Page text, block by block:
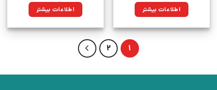
اطلاعات بیشتر اطلاعات بیشتر
1
2